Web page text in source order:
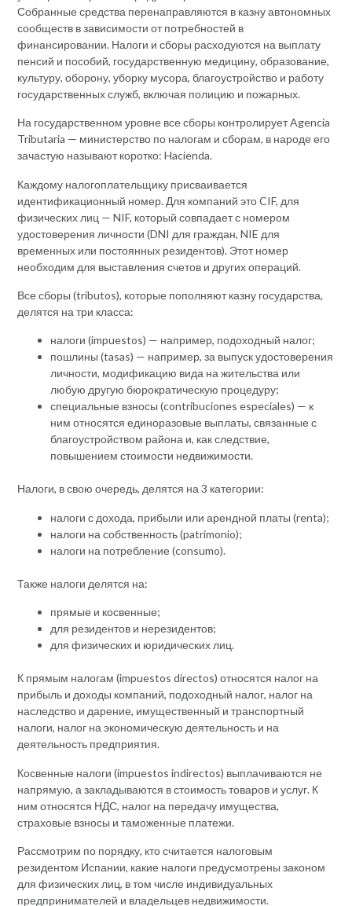
Собранные средства перенаправляются в казну автономных
сообществ в зависимости от потребностей в
финансировании. Налоги и сборы расходуются на выплату
пенсий и пособий, государственную медицину, образование,
культуру, оборону, уборку мусора, благоустройство и работу
государственных служб, включая полицию и пожарных.
На государственном уровне все сборы контролирует Agencia
Tributaria — министерство по налогам и сборам, в народе его
зачастую называют коротко: Hacienda.
Каждому налогоплательщику присваивается
идентификационный номер. Для компаний это CIF, для
физических лиц — NIF, который совпадает с номером
удостоверения личности (DNI для граждан, NIE для
временных или постоянных резидентов). Этот номер
необходим для выставления счетов и других операций.
Все сборы (tributos), которые пополняют казну государства,
делятся на три класса:
налоги (impuestos) — например, подоходный налог;
пошлины (tasas) — например, за выпуск удостоверения
личности, модификацию вида на жительства или
любую другую бюрократическую процедуру;
специальные взносы (contribuciones especiales) — к
ним относятся единоразовые выплаты, связанные с
благоустройством района и, как следствие,
повышением стоимости недвижимости.
Налоги, в свою очередь, делятся на 3 категории:
налоги с дохода, прибыли или арендной платы (renta);
налоги на собственность (patrimonio);
налоги на потребление (consumo).
Также налоги делятся на:
прямые и косвенные;
для резидентов и нерезидентов;
для физических и юридических лиц.
К прямым налогам (impuestos directos) относятся налог на
прибыль и доходы компаний, подоходный налог, налог на
наследство и дарение, имущественный и транспортный
налоги, налог на экономическую деятельность и на
деятельность предприятия.
Косвенные налоги (impuestos indirectos) выплачиваются не
напрямую, а закладываются в стоимость товаров и услуг. К
ним относятся НДС, налог на передачу имущества,
страховые взносы и таможенные платежи.
Рассмотрим по порядку, кто считается налоговым
резидентом Испании, какие налоги предусмотрены законом
для физических лиц, в том числе индивидуальных
предпринимателей и владельцев недвижимости.